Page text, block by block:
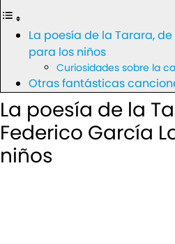
La poesía de la Tarara,
para los niños
Curiosidades sobre la
Otras fantásticas
La poesía de la
Federico García
niños